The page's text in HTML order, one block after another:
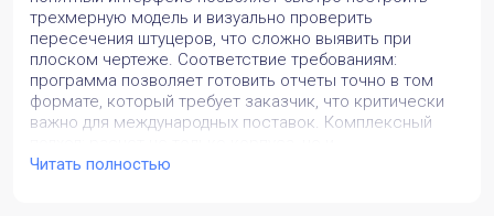
трехмерную модель и визуально проверить
пересечения штуцеров, что сложно выявить при
плоском чертеже. Соответствие требованиям:
программа позволяет готовить отчеты точно в том
формате, который требует заказчик, что критически
важно для международных поставок. Комплексный
вспомогательных элементов (опоры, шлюпбалки), что
Читать полностью